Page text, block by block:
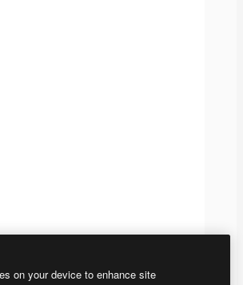
on your device to enhance site